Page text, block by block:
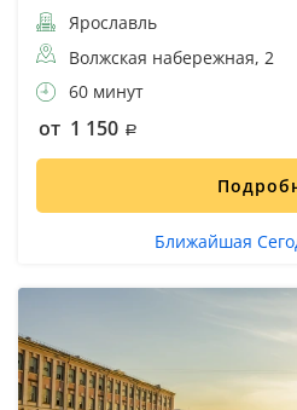
Ярославль
Волжская набережная, 2
60 минут
от 1 150
Ближайшая